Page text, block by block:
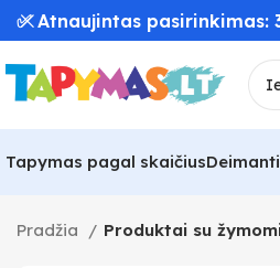
Tapymas pagal skaičius
Pradžia Produktai su
✅ Atnaujintas pasirinkimas: